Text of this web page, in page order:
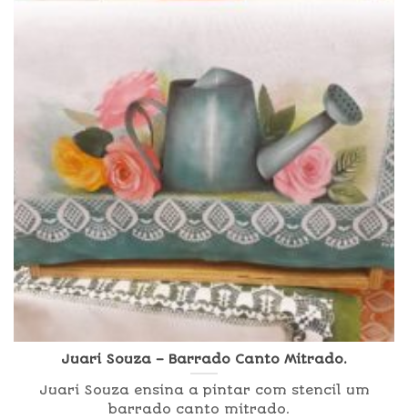
Juari Souza – Barrado Canto Mitrado.
Juari Souza ensina a pintar com stencil um
barrado canto mitrado.